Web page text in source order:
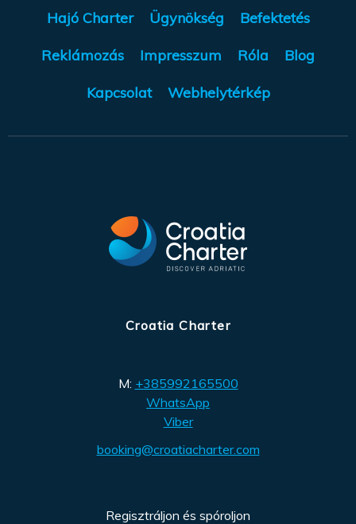
Hajó Charter Ügynökség Befektetés
Reklámozás Impresszum Róla Blog
Kapcsolat Webhelytérkép
Croatia Charter
M: +385992165500
WhatsApp
Viber
booking@croatiacharter.com
Regisztráljon és spóroljon